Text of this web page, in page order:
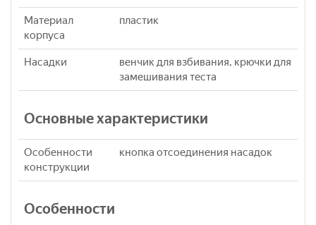
Материал
корпуса
пластик
Насадки
венчик для взбивания, крючки для
замешивания теста
Основные характеристики
Особенности
конструкции
кнопка отсоединения насадок
Особенности